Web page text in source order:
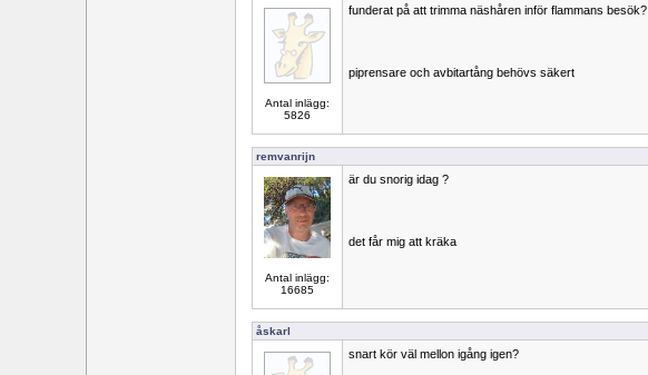
Antal inlägg:
5826
funderat på att trimma näshåren inför flammans besök?
piprensare och avbitartång behövs säkert
remvanrijn
Antal inlägg:
16685
är du snorig idag ?
det får mig att kräka
åskarl
snart kör väl mellon igång igen?